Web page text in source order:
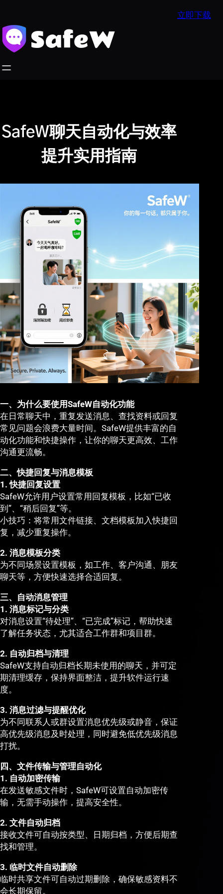
内
容
立即下载
SafeW聊天自动化与效率
提升实用指南
一、为什么要使用SafeW自动化功能
在日常聊天中，重复发送消息、查找资料或回复
常见问题会浪费大量时间。SafeW提供丰富的自
动化功能和快捷操作，让你的聊天更高效、工作
沟通更流畅。
二、快捷回复与消息模板
1. 快捷回复设置
SafeW允许用户设置常用回复模板，比如“已收
到”、“稍后回复”等。
小技巧：将常用文件链接、文档模板加入快捷回
复，减少重复操作。
2. 消息模板分类
为不同场景设置模板，如工作、客户沟通、朋友
聊天等，方便快速选择合适回复。
三、自动消息管理
1. 消息标记与分类
对消息设置“待处理”、“已完成”标记，帮助快速
了解任务状态，尤其适合工作群和项目群。
2. 自动归档与清理
SafeW支持自动归档长期未使用的聊天，并可定
期清理缓存，保持界面整洁，提升软件运行速
度。
3. 消息过滤与提醒优化
为不同联系人或群设置消息优先级或静音，保证
高优先级消息及时处理，同时避免低优先级消息
打扰。
四、文件传输与管理自动化
1. 自动加密传输
在发送敏感文件时，SafeW可设置自动加密传
输，无需手动操作，提高安全性。
2. 文件自动归档
接收文件可自动按类型、日期归档，方便后期查
找和管理。
3. 临时文件自动删除
临时共享文件可自动过期删除，确保敏感资料不
会长期保留。